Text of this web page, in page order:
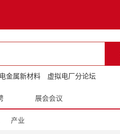
金属新材料 虚拟电厂分论坛
展会会议
产业